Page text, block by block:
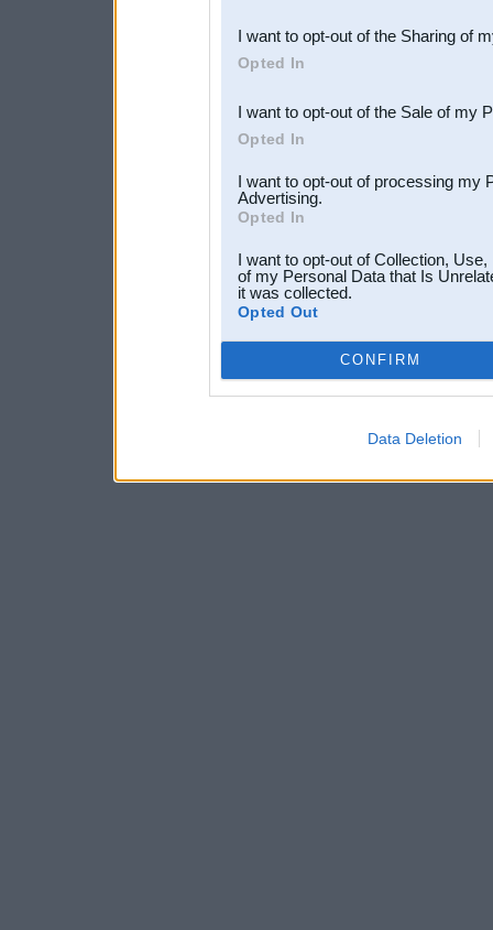
Downstream Participants
third parties.
I want to opt-out of the Sharing of
Opted In
I want to opt-out of the Sale of my
Opted In
I want to opt-out of processing my
Advertising.
Opted In
I want to opt-out of Collection,
of my Personal Data that Is
it was collected.
Opted Out
CONFIRM
Data Deletion